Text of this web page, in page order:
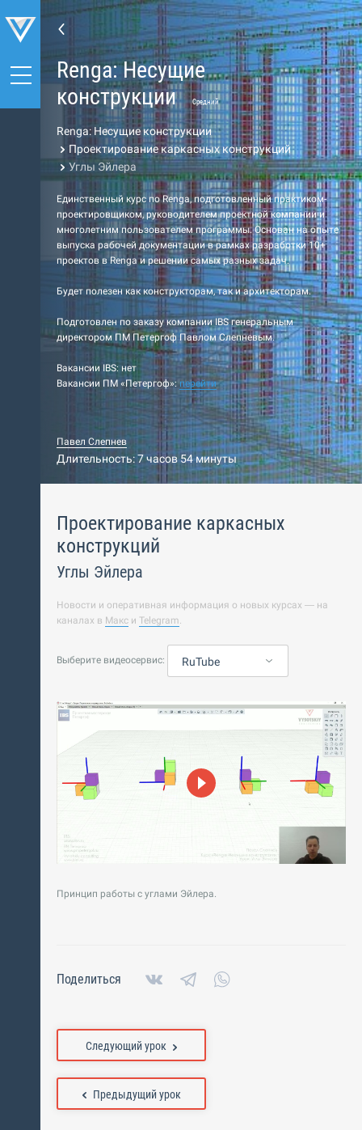
Renga: Несущие
конструкции
Средний
Renga: Несущие конструкции
Проектирование каркасных конструкций
Углы Эйлера
Единственный курс по Renga, подготовленный практиком-
проектировщиком, руководителем проектной компании и
многолетним пользователем программы. Основан на опыте
выпуска рабочей документации в рамках разработки 10+
проектов в Renga и решении самых разных задач.
Будет полезен как конструкторам, так и архитекторам.
Подготовлен по заказу компании IBS генеральным
директором ПМ Петергоф Павлом Слепневым.
Вакансии IBS: нет
Вакансии ПМ «Петергоф»:перейти
Павел Слепнев
Длительность: 7 часов 54 минуты
Проектирование каркасных
конструкций
Углы Эйлера
Новости и оперативная информация о новых курсах — на
каналах в Макс и Telegram.
Выберите видеосервис: RuTube
Принцип работы с углами Эйлера.
Поделиться
Предыдущий урок
Следующий урок